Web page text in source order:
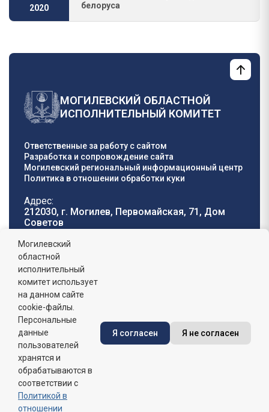
2020
белоруса
МОГИЛЕВСКИЙ ОБЛАСТНОЙ
ИСПОЛНИТЕЛЬНЫЙ КОМИТЕТ
Ответственные за работу с сайтом
Разработка и сопровождение сайта
Могилевский региональный информационный центр
Политика в отношении обработки куки
Адрес:
212030, г. Могилев, Первомайская, 71, Дом
Cоветов
Телефон горячей
линии:
8 (0222) 71-32-55
График работы:
пн-пт: 8.00 - 17.00, сб-вс: выходной,
обеденный перерыв: 13:00 - 14:00
Сайт зарегистрирован в Государственном регистре
информационных ресурсов Республики Беларусь. №
Могилевский
областной
исполнительный
комитет использует
на данном сайте
cookie-файлы.
Персональные
данные
пользователей
хранятся и
обрабатываются в
соответствии с
Политикой в
отношении
Я согласен Я не согласен